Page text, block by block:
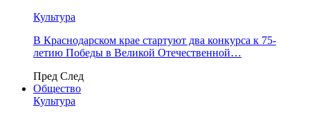
Культура
В Краснодарском крае стартуют два конкурса к 75-
летию Победы в Великой Отечественной…
Пред След
Общество
Культура